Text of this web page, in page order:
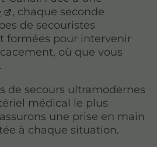
, chaque seconde
de secouristes
formées pour intervenir
où que vous
de secours ultramodernes
médical le plus
une prise en main
à chaque situation.